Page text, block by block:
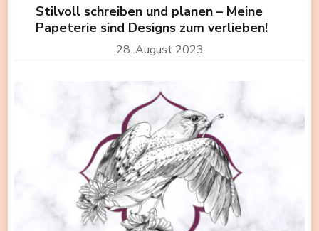
Stilvoll schreiben und planen – Meine
Papeterie sind Designs zum verlieben!
28. August 2023